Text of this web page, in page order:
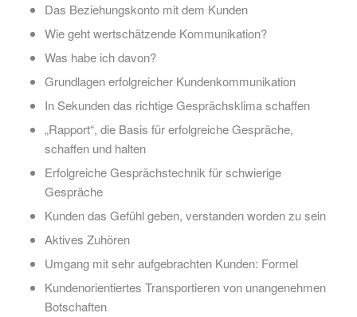
Das Beziehungskonto mit dem Kunden
Wie geht wertschätzende Kommunikation?
Was habe ich davon?
Grundlagen erfolgreicher Kundenkommunikation
In Sekunden das richtige Gesprächsklima schaffen
„Rapport“, die Basis für erfolgreiche Gespräche,
schaffen und halten
Erfolgreiche Gesprächstechnik für schwierige
Gespräche
Kunden das Gefühl geben, verstanden worden zu sein
Aktives Zuhören
Umgang mit sehr aufgebrachten Kunden: Formel
Kundenorientiertes Transportieren von unangenehmen
Botschaften